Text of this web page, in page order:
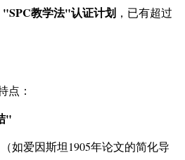
"SPC教学法"认证计划 ，已有超过
点：
"
（如爱因斯坦1905年论文的简化导